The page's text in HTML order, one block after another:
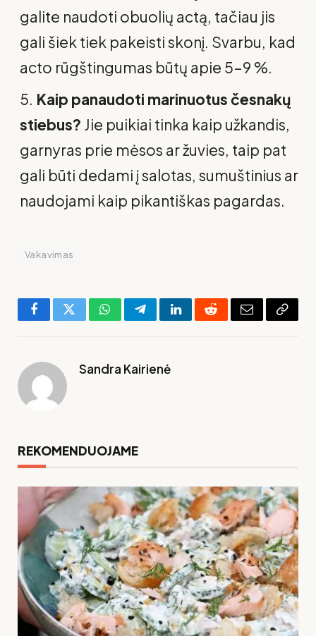
galite naudoti obuolių actą, tačiau jis
gali šiek tiek pakeisti skonį. Svarbu, kad
acto rūgštingumas būtų apie 5–9 %.
Kaip panaudoti marinuotus česnakų
stiebus? Jie puikiai tinka kaip užkandis,
garnyras prie mėsos ar žuvies, taip pat
gali būti dedami į salotas, sumuštinius ar
naudojami kaip pikantiškas pagardas.
Vakavimas
FacebookTwitterWhatsAppTelegramLinkedInRedditEl.
Copy
Sandra Kairienė
REKOMENDUOJAME